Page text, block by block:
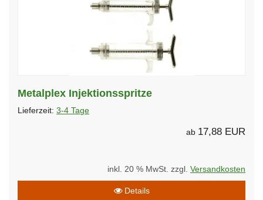
Metalplex Injektionsspritze
Lieferzeit: 3-4 Tage
ab 17,88 EUR
inkl. 20 % MwSt. zzgl. Versandkosten
Details